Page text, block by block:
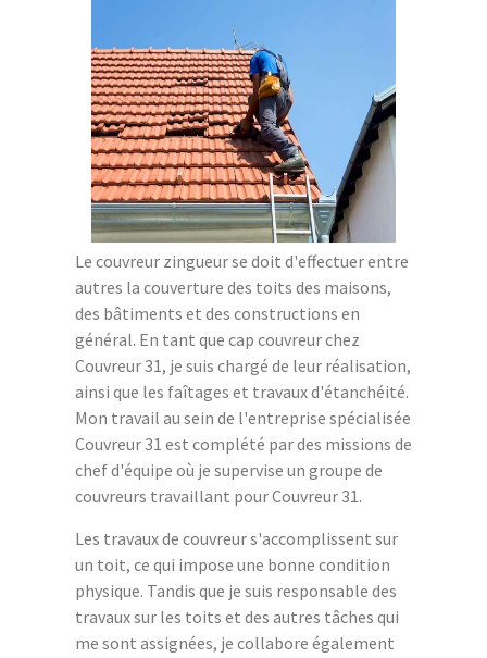
Le couvreur zingueur se doit d'effectuer entre
autres la couverture des toits des maisons,
des bâtiments et des constructions en
général. En tant que cap couvreur chez
Couvreur 31, je suis chargé de leur réalisation,
ainsi que les faîtages et travaux d'étanchéité.
Mon travail au sein de l'entreprise spécialisée
Couvreur 31 est complété par des missions de
chef d'équipe où je supervise un groupe de
couvreurs travaillant pour Couvreur 31.
Les travaux de couvreur s'accomplissent sur
un toit, ce qui impose une bonne condition
physique. Tandis que je suis responsable des
travaux sur les toits et des autres tâches qui
me sont assignées, je collabore également